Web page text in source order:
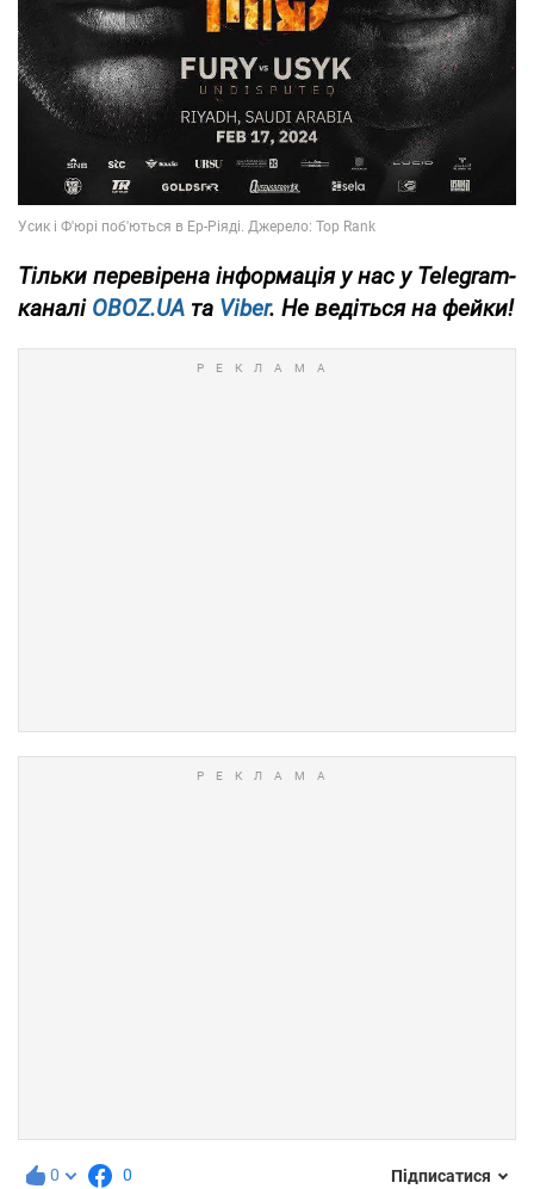
Тільки перевірена інформація у нас у Telegram-
каналі OBOZ.UA та Viber. Не ведіться на фейки!
0 0 Підписатися